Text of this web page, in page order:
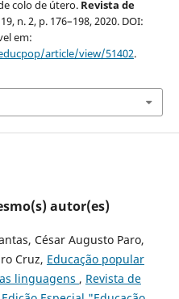
colo de útero. Revista de
n. 2, p. 176–198, 2020. DOI:
em:
article/view/51402.
autor(es)
César Augusto Paro,
Cruz, Educação popular
linguagens , Revista de